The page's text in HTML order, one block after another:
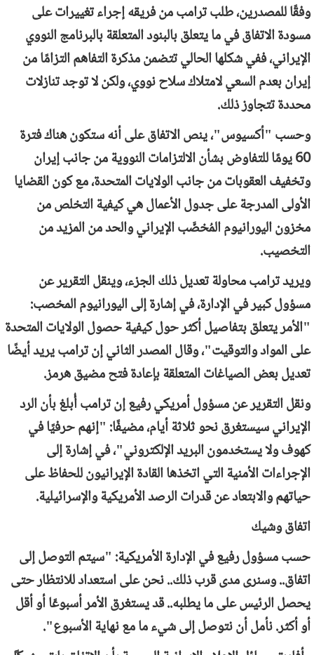
وفقًا للمصدرين، طلب ترامب من فريقه إجراء تغييرات على
مسودة الاتفاق في ما يتعلق بالبنود المتعلقة بالبرنامج النووي
الإيراني، ففي شكلها الحالي تتضمن مذكرة التفاهم التزامًا من
إيران بعدم السعي لامتلاك سلاح نووي، ولكن لا توجد تنازلات
محددة تتجاوز ذلك.
وحسب "أكسيوس"، ينص الاتفاق على أنه ستكون هناك فترة
60 يومًا للتفاوض بشأن الالتزامات النووية من جانب إيران
وتخفيف العقوبات من جانب الولايات المتحدة، مع كون القضايا
الأولى المدرجة على جدول الأعمال هي كيفية التخلص من
مخزون اليورانيوم المُخصَّب الإيراني والحد من المزيد من
التخصيب.
ويريد ترامب محاولة تعديل ذلك الجزء، وينقل التقرير عن
مسؤول كبير في الإدارة، في إشارة إلى اليورانيوم المخصب:
"الأمر يتعلق بتفاصيل أكثر حول كيفية حصول الولايات المتحدة
على المواد والتوقيت"، وقال المصدر الثاني إن ترامب يريد أيضًا
تعديل بعض الصياغات المتعلقة بإعادة فتح مضيق هرمز.
ونقل التقرير عن مسؤول أمريكي رفيع إن ترامب أُبلغ بأن الرد
الإيراني سيستغرق نحو ثلاثة أيام، مضيفًا: "إنهم حرفيًا في
كهوف ولا يستخدمون البريد الإلكتروني"، في إشارة إلى
الإجراءات الأمنية التي اتخذها القادة الإيرانيون للحفاظ على
حياتهم والابتعاد عن قدرات الرصد الأمريكية والإسرائيلية.
اتفاق وشيك
حسب مسؤول رفيع في الإدارة الأمريكية: "سيتم التوصل إلى
اتفاق.. وسنرى مدى قرب ذلك.. نحن على استعداد للانتظار حتى
يحصل الرئيس على ما يطلبه.. قد يستغرق الأمر أسبوعًا أو أقل
أو أكثر. نأمل أن نتوصل إلى شيء ما مع نهاية الأسبوع".